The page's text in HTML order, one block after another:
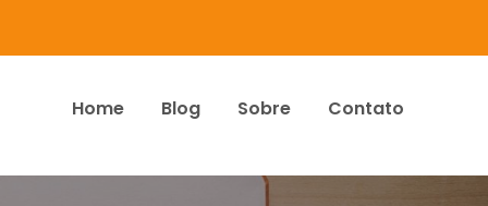
Home Blog Sobre Contato